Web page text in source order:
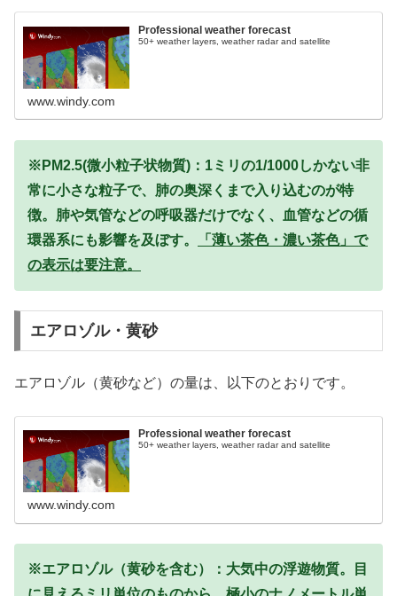
Professional weather forecast
50+ weather layers, weather radar and satellite
www.windy.com
※PM2.5(微小粒子状物質)：1ミリの1/1000しかない非
常に小さな粒子で、肺の奥深くまで入り込むのが特
徴。肺や気管などの呼吸器だけでなく、血管などの循
環器系にも影響を及ぼす。
「薄い茶色・濃い茶色」で
の表示は要注意。
エアロゾル・黄砂
エアロゾル（黄砂など）の量は、以下のとおりです。
Professional weather forecast
50+ weather layers, weather radar and satellite
www.windy.com
※エアロゾル（黄砂を含む）：大気中の浮遊物質。目